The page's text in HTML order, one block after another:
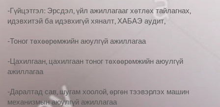
-Гүйцэтгэл: Эрсдэл, үйл ажиллагааг хөтлөх тайлагнах,
идэвхитэй ба идэвхигүй хяналт, ХАБАЭ аудит,
-Тоног төхөөрөмжийн аюулгүй ажиллагаа
-Цахилгаан, цахилгаан тоног төхөөрөмжийн аюулгүй
ажиллагаа
-Даралтад сав, шугам хоолой, өргөн тээвэрлэх машин
механизмын аюулгүй ажиллагаа